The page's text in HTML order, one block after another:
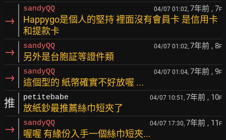
→
sandyQQ 04/07 01:02, 7年前 , 7F
Happygo是個人的堅持 裡面沒有會員卡 是信用卡
和提款卡
→ sandyQQ 04/07 01:02, 7年前 , 8F
另外是台胞証等證件類
→ sandyQQ 04/07 01:04, 7年前 , 9F
這個型的 紙幤確實不好放喔 ...
推 petitebabe 04/07 10:51, 7年前 , 10F
放紙鈔最推薦絲巾短夾了
→ sandyQQ 04/07 17:30, 7年前 , 11 F
喔喔 有緣份入手一個絲巾短夾...